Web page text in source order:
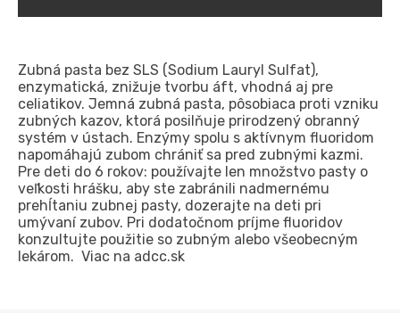
Zubná pasta bez SLS (Sodium Lauryl Sulfat),
enzymatická, znižuje tvorbu áft, vhodná aj pre
celiatikov. Jemná zubná pasta, pôsobiaca proti vzniku
zubných kazov, ktorá posilňuje prirodzený obranný
systém v ústach. Enzýmy spolu s aktívnym fluoridom
napomáhajú zubom chrániť sa pred zubnými kazmi.
Pre deti do 6 rokov: používajte len množstvo pasty o
veľkosti hrášku, aby ste zabránili nadmernému
prehĺtaniu zubnej pasty, dozerajte na deti pri
umývaní zubov. Pri dodatočnom príjme fluoridov
konzultujte použitie so zubným alebo všeobecným
lekárom. Viac na adcc.sk